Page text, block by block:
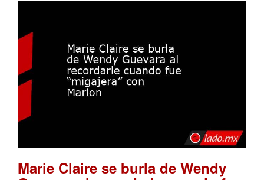
Marie Claire se burla de Wendy